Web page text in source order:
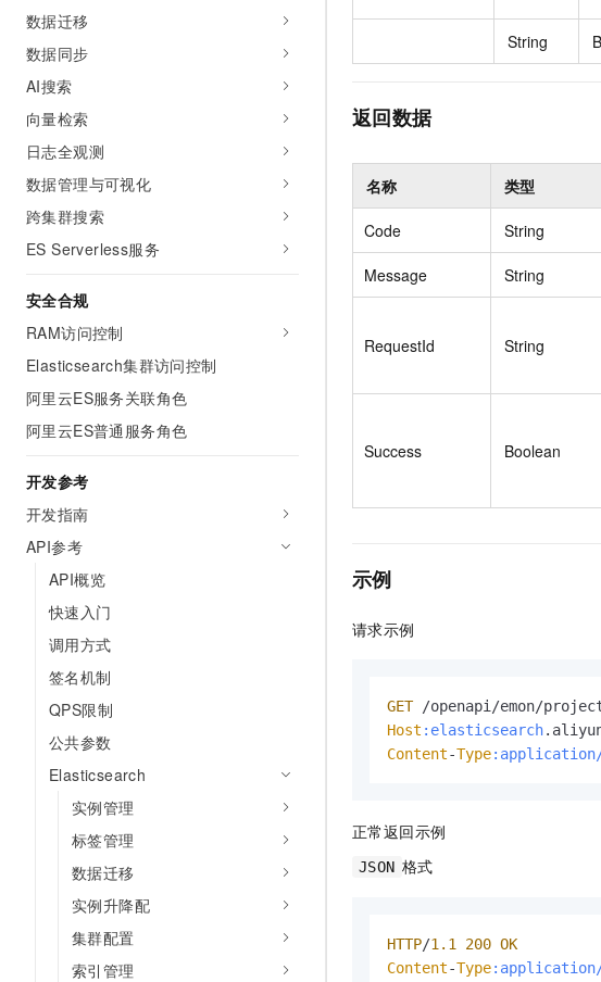
数据迁移
数据同步
AI搜索
向量检索
日志全观测
数据管理与可视化
跨集群搜索
ES Serverless服务
安全合规
RAM访问控制
Elasticsearch集群访问控制
阿里云ES服务关联角色
阿里云ES普通服务角色
开发参考
开发指南
API参考
API概览
快速入门
调用方式
签名机制
QPS限制
公共参数
Elasticsearch
实例管理
标签管理
数据迁移
实例升降配
集群配置
索引管理
String
返回数据
名称 类型
Code String
Message String
RequestId String
Success Boolean
示例
请求示例
GET /openapi/emon/
Host :elasticsearch
Content-Type
正常返回示例
JSON 格式
HTTP/1.1 200 OK
Content-Type